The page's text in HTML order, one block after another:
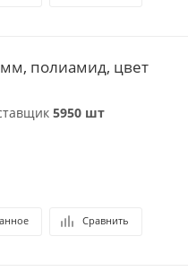
полиамид, цвет
5950 шт
Сравнить